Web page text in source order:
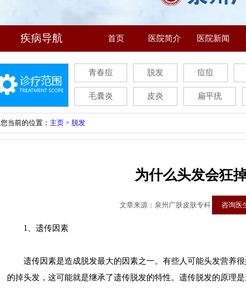
疾病导航 首页 医院简介 医院新闻
青春痘 脱发 痘痘
毛囊炎 皮炎 扁平疣
您当前的位置： 主页 > 脱发
为什么头发会狂
文章来源：泉州广肤皮肤专科 咨询医
1、遗传因素
遗传因素是造成脱发最大的因素之一。有些人可能头发营养很
的掉头发，这可能就是继承了遗传脱发的特性。遗传脱发的原理